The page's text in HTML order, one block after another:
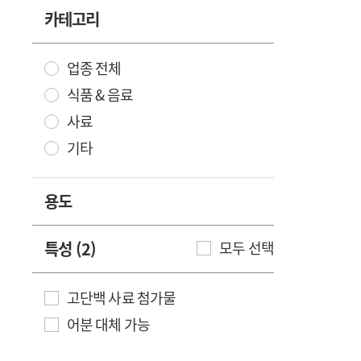
카테고리
업종 전체
식품 & 음료
사료
기타
용도
특성 (2) 모두 선택
고단백 사료 첨가물
어분 대체 가능